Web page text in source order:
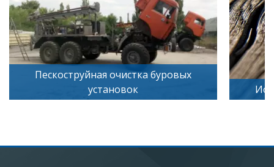
Пескоструйная очистка буровых
установок